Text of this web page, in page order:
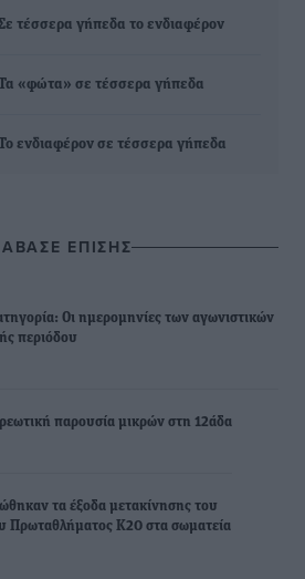
τέσσερα γήπεδα το ενδιαφέρον
«φώτα» σε τέσσερα γήπεδα
ενδιαφέρον σε τέσσερα γήπεδα
ΕΠΙΣΗΣ
Οι ημερομηνίες των αγωνιστικών
περιόδου
παρουσία μικρών στη 12άδα
τα έξοδα μετακίνησης του
Πρωταθλήματος Κ20 στα σωματεία